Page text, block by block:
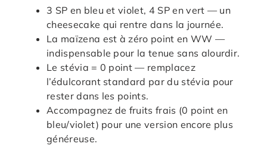
3 SP en bleu et violet, 4 SP en vert — un
cheesecake qui rentre dans la journée.
La maïzena est à zéro point en WW —
indispensable pour la tenue sans alourdir.
Le stévia = 0 point — remplacez
l’édulcorant standard par du stévia pour
rester dans les points.
Accompagnez de fruits frais (0 point en
bleu/violet) pour une version encore plus
généreuse.